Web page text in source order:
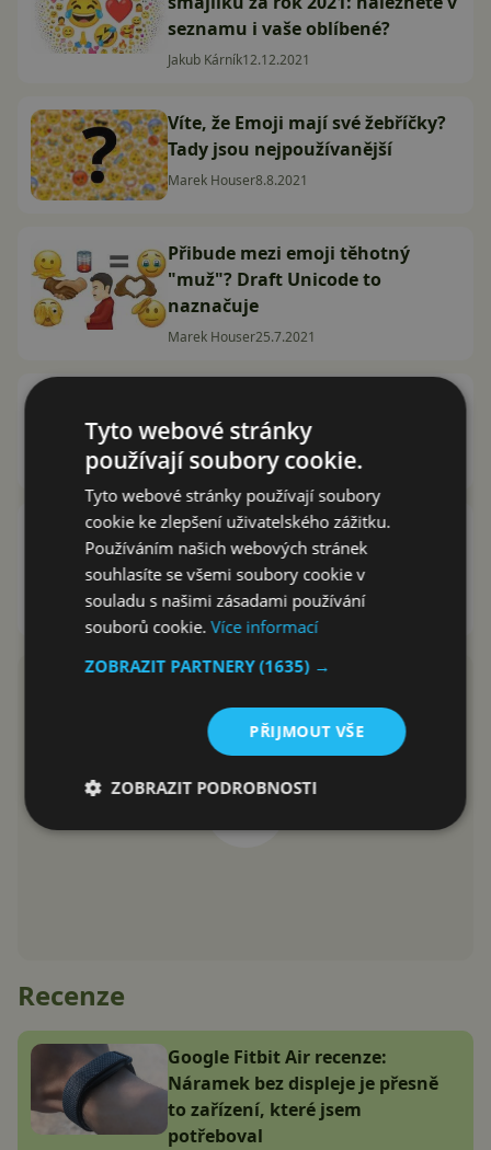
seznamu i vaše oblíbené?
Jakub Kárník12.12.2021
Víte, že Emoji mají své žebříčky?
Tady jsou nejpoužívanější
Marek Houser8.8.2021
Přibude mezi emoji těhotný
"muž"? Draft Unicode to
naznačuje
Marek Houser25.7.2021
Přestaňte než si utrhnete ostudu
Jan Kaláb 12.2.2021
Jak v Messengeru manuálně
zapnout nové reakce? Je to
snadné
Marek Houser31.10.2020
Recenze
Google Fitbit Air recenze:
Náramek bez displeje je přesně
to zařízení, které jsem
potřeboval
Tyto webové stránky
používají soubory cookie.
Tyto webové stránky používají soubory
cookie ke zlepšení uživatelského zážitku.
Používáním našich webových stránek
souhlasíte se všemi soubory cookie v
souladu s našimi zásadami používání
souborů cookie.Více informací
ZOBRAZIT PARTNERY(1635) →
PŘIJMOUT VŠE
ZOBRAZIT PODROBNOSTI